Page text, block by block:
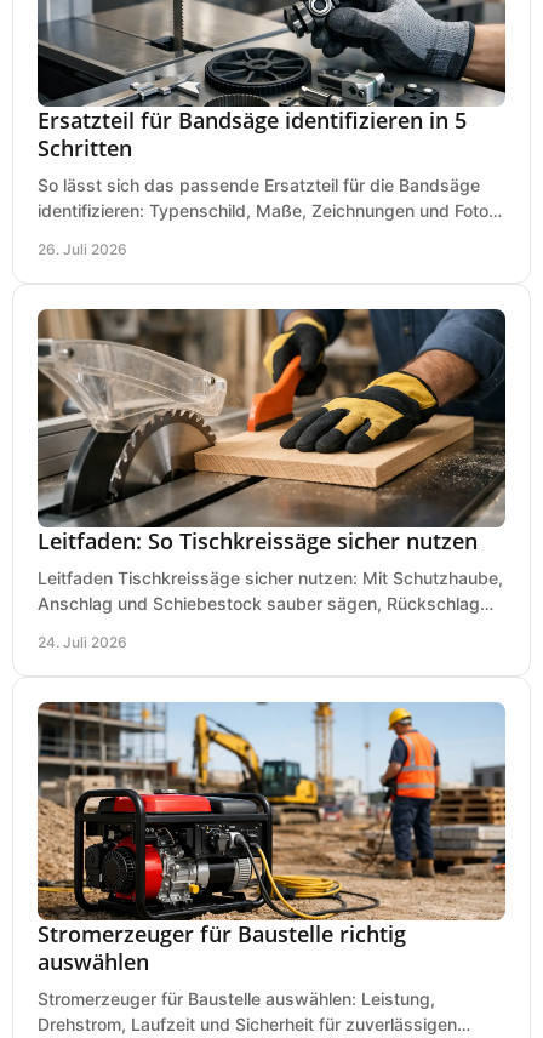
Ersatzteil für Bandsäge identifizieren in 5
Schritten
So lässt sich das passende Ersatzteil für die Bandsäge
identifizieren: Typenschild, Maße, Zeichnungen und Fotos
26. Juli 2026
Leitfaden: So Tischkreissäge sicher nutzen
Leitfaden Tischkreissäge sicher nutzen: Mit Schutzhaube,
Anschlag und Schiebestock sauber sägen, Rückschlag
24. Juli 2026
Stromerzeuger für Baustelle richtig
auswählen
Stromerzeuger für Baustelle auswählen: Leistung,
Drehstrom, Laufzeit und Sicherheit für zuverlässigen